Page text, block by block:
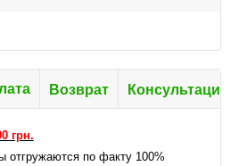
Возврат Консультация
грн.
отгружаются по факту 100%